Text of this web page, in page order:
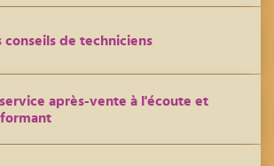
conseils de techniciens
après-vente à l'écoute et